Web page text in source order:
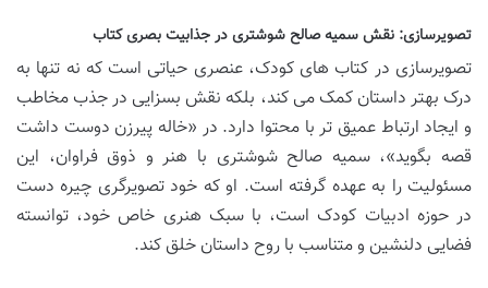
تصویرسازی: نقش سمیه صالح شوشتری در جذابیت بصری کتاب
تصویرسازی در کتاب های کودک، عنصری حیاتی است که نه تنها به
درک بهتر داستان کمک می کند، بلکه نقش بسزایی در جذب مخاطب
و ایجاد ارتباط عمیق تر با محتوا دارد. در «خاله پیرزن دوست داشت
قصه بگوید»، سمیه صالح شوشتری با هنر و ذوق فراوان، این
مسئولیت را به عهده گرفته است. او که خود تصویرگری چیره دست
در حوزه ادبیات کودک است، با سبک هنری خاص خود، توانسته
فضایی دلنشین و متناسب با روح داستان خلق کند.